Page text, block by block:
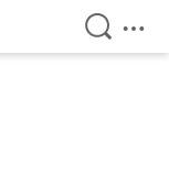
検索を
メ